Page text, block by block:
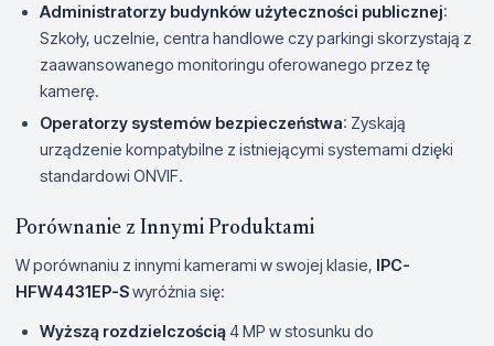
Administratorzy budynków użyteczności publicznej:
Szkoły, uczelnie, centra handlowe czy parkingi skorzystają z
zaawansowanego monitoringu oferowanego przez tę
kamerę.
Operatorzy systemów bezpieczeństwa: Zyskają
urządzenie kompatybilne z istniejącymi systemami dzięki
standardowi ONVIF.
Porównanie z Innymi Produktami
W porównaniu z innymi kamerami w swojej klasie, IPC-
HFW4431EP-Swyróżnia się:
Wyższą rozdzielczością4 MP w stosunku do